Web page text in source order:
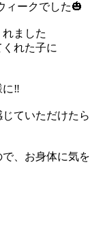
ィークでした🎃
ました
れた子に
に‼️
ていただけたら
、お身体に気を